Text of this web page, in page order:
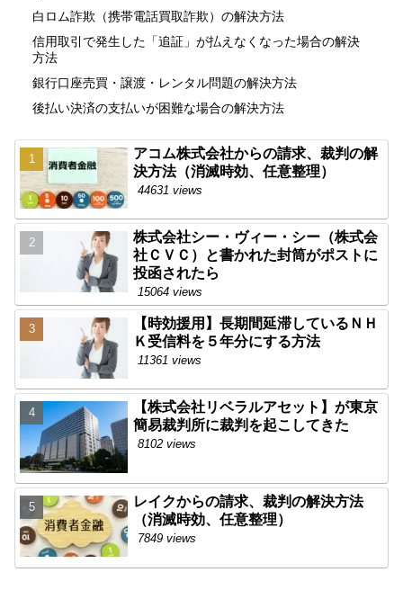
白ロム詐欺（携帯電話買取詐欺）の解決方法
信用取引で発生した「追証」が払えなくなった場合の解決
方法
銀行口座売買・譲渡・レンタル問題の解決方法
後払い決済の支払いが困難な場合の解決方法
アコム株式会社からの請求、裁判の解
決方法（消滅時効、任意整理）
44631 views
株式会社シー・ヴィー・シー（株式会
社ＣＶＣ）と書かれた封筒がポストに
投函されたら
15064 views
【時効援用】長期間延滞しているＮＨ
Ｋ受信料を５年分にする方法
11361 views
【株式会社リベラルアセット】が東京
簡易裁判所に裁判を起こしてきた
8102 views
レイクからの請求、裁判の解決方法
（消滅時効、任意整理）
7849 views